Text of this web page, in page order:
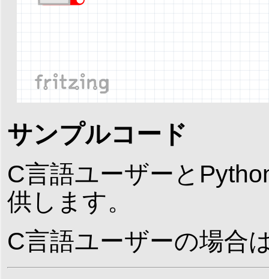
サンプルコード
C言語ユーザーと
供します。
C言語ユーザーの場合